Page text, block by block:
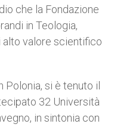
che la Fondazione
in Teologia,
alto valore scientifico
Polonia, si è tenuto il
32 Università
in sintonia con